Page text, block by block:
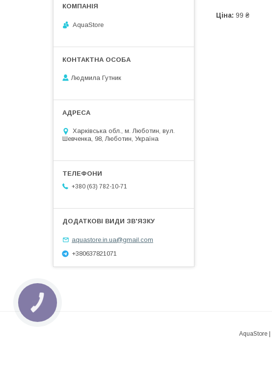
Ціна: 99 ₴
AquaStore
Людмила Гутник
Харківська обл., м. Люботин, вул.
Шевченка, 98, Люботин, Україна
+380 (63) 782-10-71
aquastore.in.ua@gmail.com
+380637821071
КНОПКА
ЗВ'ЯЗКУ